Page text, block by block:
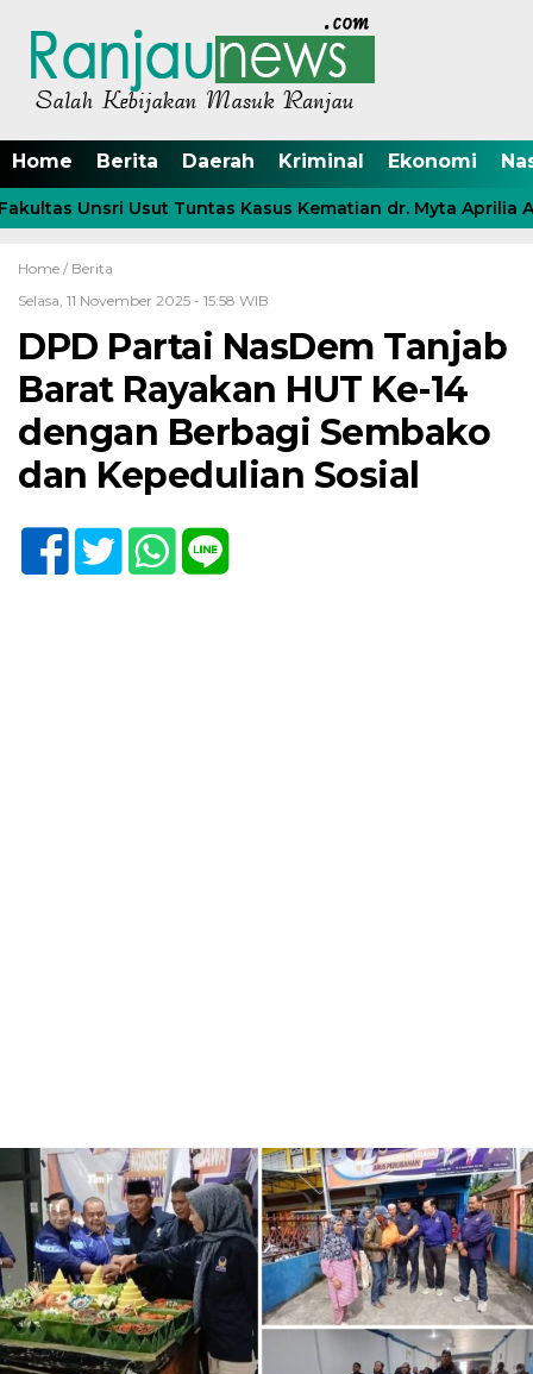
Home Berita Daerah Kriminal Ekonomi
Unsri Usut Tuntas Kasus Kematian dr. Myta Aprilia
Home / Berita
Selasa, 11 November 2025 - 15:58 WIB
DPD Partai NasDem Tanjab
Barat Rayakan HUT Ke-14
dengan Berbagi Sembako
dan Kepedulian Sosial